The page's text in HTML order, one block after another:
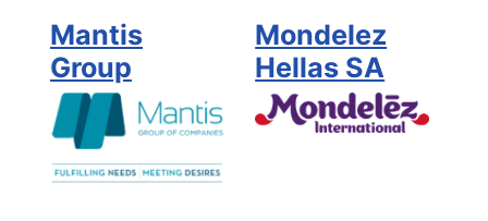
Mantis
Group
Mondelez
Hellas SA